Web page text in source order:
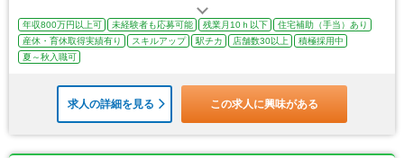
年収800万円以上可 未経験者も応募可能 残業月10ｈ以下
住宅補助（手当）あり
産休・育休取得実績有り
スキルアップ 駅チカ 店舗数30以上
積極採用中
夏～秋入職可
求人の詳細を見る この求人に興味がある